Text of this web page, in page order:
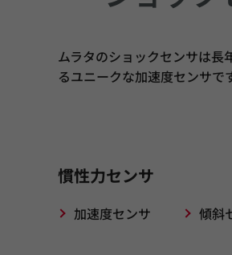
ムラタのショックセンサは長
るユニークな加速度センサで
慣性力センサ
加速度センサ 傾斜